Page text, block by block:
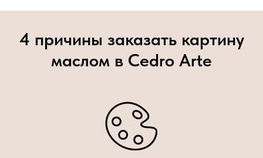
4 причины заказать картину
маслом в Cedro Arte